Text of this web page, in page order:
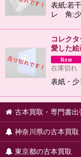
表紙:若
レ 角:少
コレク
愛した
在庫切れ
表紙・
古本買取・専門書
神奈川県の古本買取
東京都の古本買取